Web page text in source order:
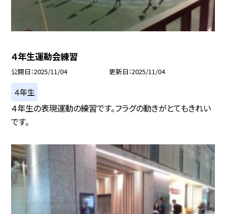
４年生運動会練習
公開日 2025/11/04 更新日 2025/11/04
４年生
４年生の表現運動の練習です。フラグの動きがとてもきれい
です。